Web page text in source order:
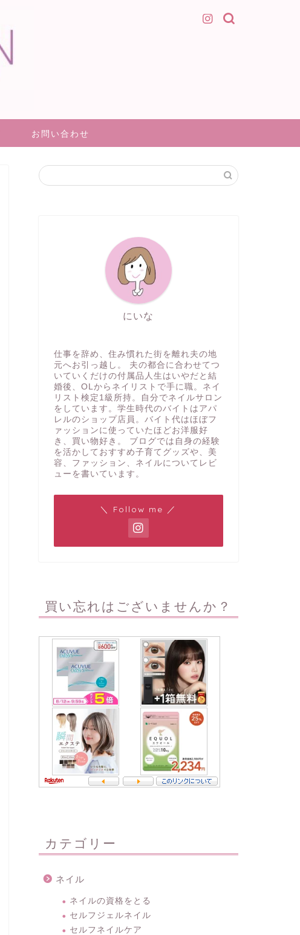
お問い合わせ
にいな
仕事を辞め、住み慣れた街を離れ夫の地
元へお引っ越し。 夫の都合に合わせてつ
いていくだけの付属品人生はいやだと結
婚後、OLからネイリストで手に職。ネイ
リスト検定1級所持。自分でネイルサロン
をしています。学生時代のバイトはアパ
レルのショップ店員。バイト代はほぼフ
ァッションに使っていたほどお洋服好
き、買い物好き。 ブログでは自身の経験
を活かしておすすめ子育てグッズや、美
容、ファッション、ネイルについてレビ
ューを書いています。
＼ Follow me ／
買い忘れはございませんか？
カテゴリー
ネイル
ネイルの資格をとる
セルフジェルネイル
セルフネイルケア